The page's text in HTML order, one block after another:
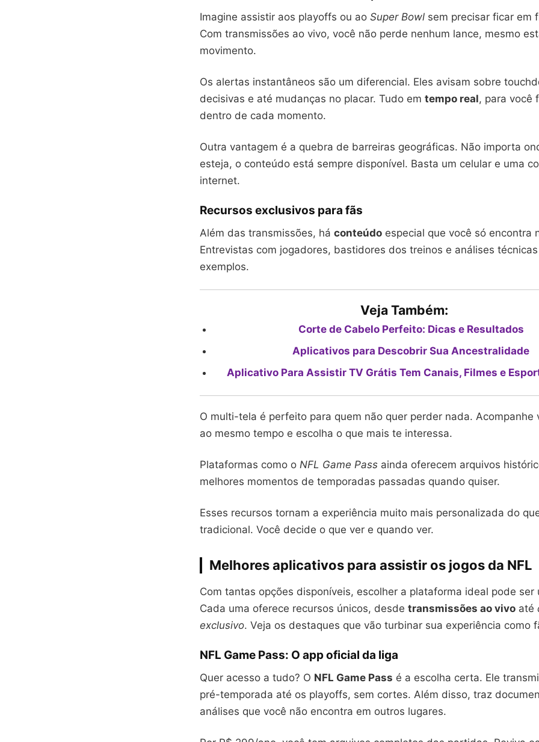
Imagine assistir aos playoffs ou ao Super Bowl sem precisar ficar em
Com transmissões ao vivo, você não perde nenhum lance, mesmo
movimento.
Os alertas instantâneos são um diferencial. Eles avisam sobre
decisivas e até mudanças no placar. Tudo em tempo real, para você
dentro de cada momento.
Outra vantagem é a quebra de barreiras geográficas. Não importa
esteja, o conteúdo está sempre disponível. Basta um celular e uma
internet.
Recursos exclusivos para fãs
Além das transmissões, há conteúdo especial que você só encontra
Entrevistas com jogadores, bastidores dos treinos e análises
exemplos.
Veja Também:
Corte de Cabelo Perfeito: Dicas e Resultados
Aplicativos para Descobrir Sua Ancestralidade
Aplicativo Para Assistir TV Grátis Tem Canais, Filmes e
O multi-tela é perfeito para quem não quer perder nada. Acompanhe
ao mesmo tempo e escolha o que mais te interessa.
Plataformas como o NFL Game Pass ainda oferecem arquivos
melhores momentos de temporadas passadas quando quiser.
Esses recursos tornam a experiência muito mais personalizada do
tradicional. Você decide o que ver e quando ver.
Melhores aplicativos para assistir os jogos da NFL
Com tantas opções disponíveis, escolher a plataforma ideal pode ser
Cada uma oferece recursos únicos, desde transmissões ao vivo até
exclusivo. Veja os destaques que vão turbinar sua experiência como
NFL Game Pass: O app oficial da liga
Quer acesso a tudo? O NFL Game Pass é a escolha certa. Ele
pré-temporada até os playoffs, sem cortes. Além disso, traz
análises que você não encontra em outros lugares.